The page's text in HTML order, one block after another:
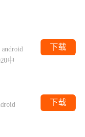
android
中
下载
下载